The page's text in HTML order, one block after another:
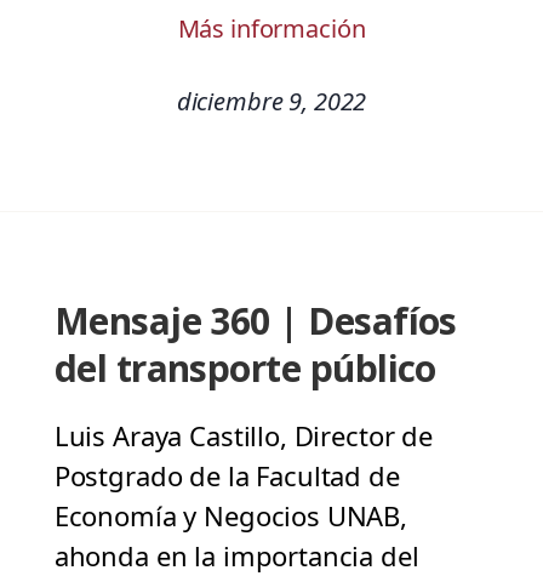
Más información
diciembre 9, 2022
Mensaje 360 | Desafíos
del transporte público
Luis Araya Castillo, Director de
Postgrado de la Facultad de
Economía y Negocios UNAB,
ahonda en la importancia del